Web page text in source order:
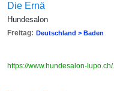
Die Ernä
Hundesalon
Freitag: Deutschland > Baden
https://www.hundesalon-